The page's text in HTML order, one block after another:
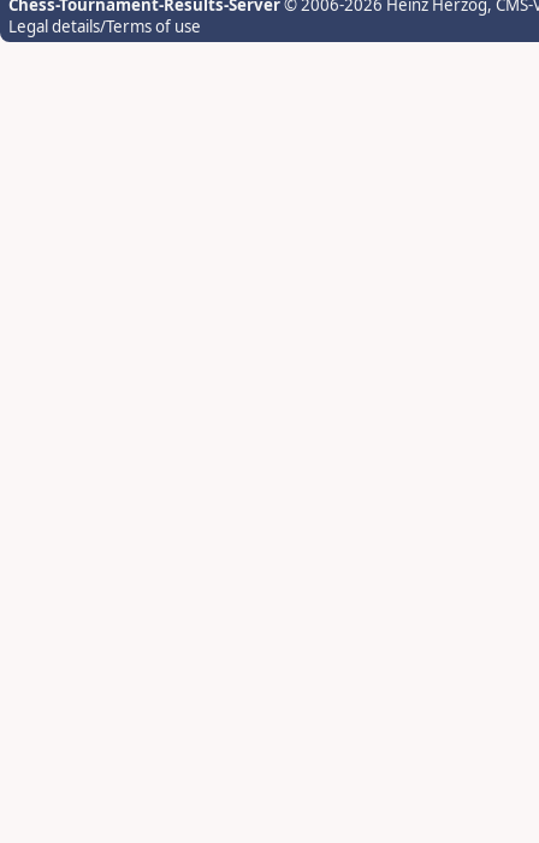
Chess-Tournament-Results-Server© 2006-2026 Heinz Herzog,
Legal details/Terms of use